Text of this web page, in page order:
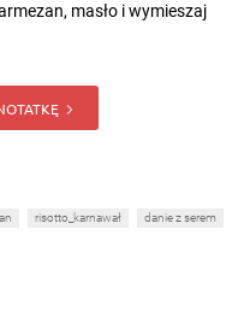
masło i wymieszaj
risotto_karnawał
danie z serem